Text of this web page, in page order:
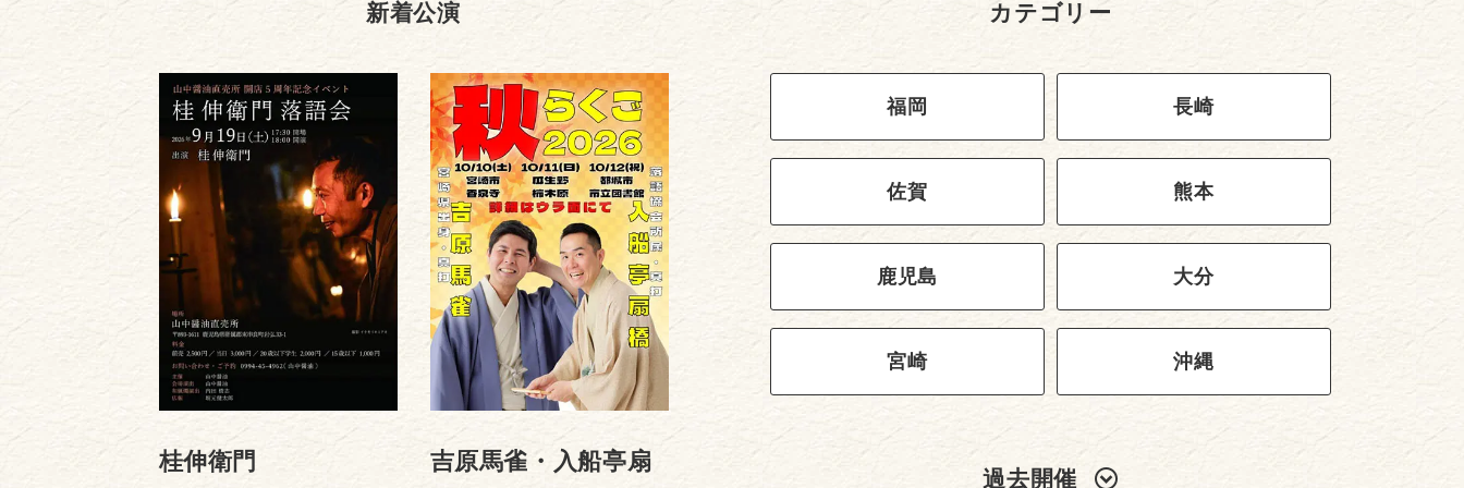
新着公演
桂伸衛門
吉原馬雀・入船亭扇
カテゴリー
福岡 長崎
佐賀 熊本
鹿児島 大分
宮崎 沖縄
過去開催